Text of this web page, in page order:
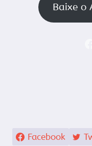
Baixe o
Facebook